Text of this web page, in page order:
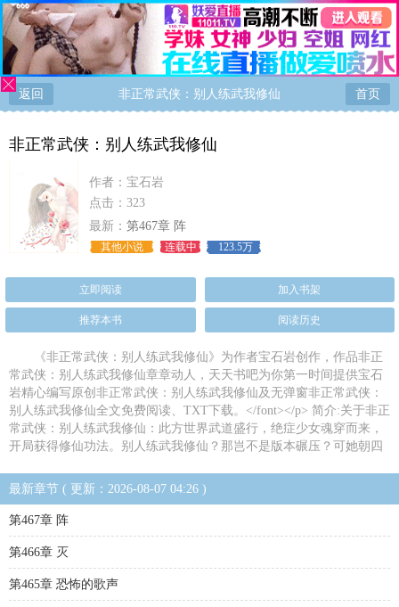
返回 非正常武侠：别人练武我修仙 首页
非正常武侠：别人练武我修仙
作者： 宝石岩
点击：323
最新： 第467章 阵
其他小说 连载中 123.5万
立即阅读 加入书架
推荐本书 阅读历史
《非正常武侠：别人练武我修仙》为作者宝石岩创作，作品非正
常武侠：别人练武我修仙章章动人，天天书吧为你第一时间提供宝石
岩精心编写原创非正常武侠：别人练武我修仙及无弹窗非正常武侠：
别人练武我修仙全文免费阅读、TXT下载。</font></p> 简介:关于非正
常武侠：别人练武我修仙：此方世界武道盛行，绝症少女魂穿而来，
开局获得修仙功法。别人练武我修仙？那岂不是版本碾压？可她朝四
最新章节 ( 更新：2026-08-07 04:26 )
第467章 阵
第466章 灭
第465章 恐怖的歌声